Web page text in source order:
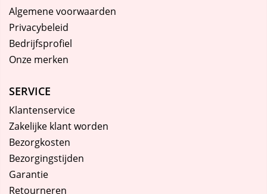
Algemene voorwaarden
Privacybeleid
Bedrijfsprofiel
Onze merken
SERVICE
Klantenservice
Zakelijke klant worden
Bezorgkosten
Bezorgingstijden
Garantie
Retourneren